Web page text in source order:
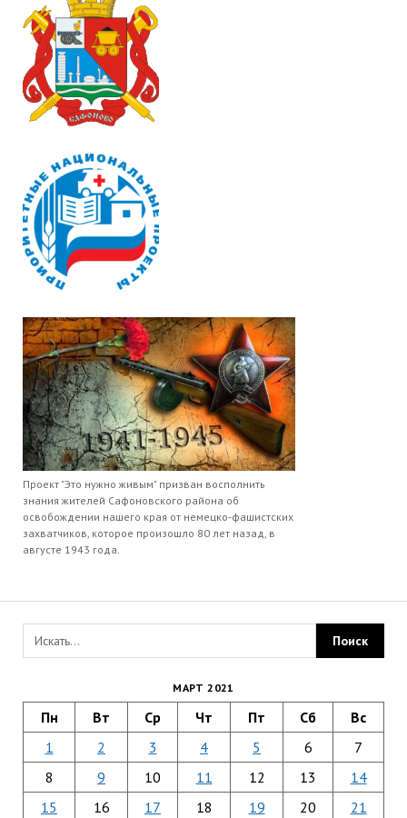
Проект "Это нужно живым" призван восполнить
знания жителей Сафоновского района об
освобождении нашего края от немецко-фашистских
захватчиков, которое произошло 80 лет назад, в
августе 1943 года.
МАРТ 2021
Пн Вт Ср Чт Пт Сб Вс
1 2 3 4 5 6
7
8
9 10 11 12 13
14
15
16 17 18 19 20
21